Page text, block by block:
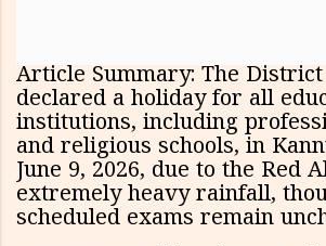
Article Summary: The
declared a holiday for all
institutions, including
and religious schools, in
June 9, 2026, due to the Red
extremely heavy rainfall,
scheduled exams remain